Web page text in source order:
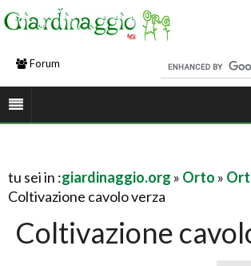
Forum
tu sei in :giardinaggio.org » Orto »
Coltivazione cavolo verza
Coltivazione